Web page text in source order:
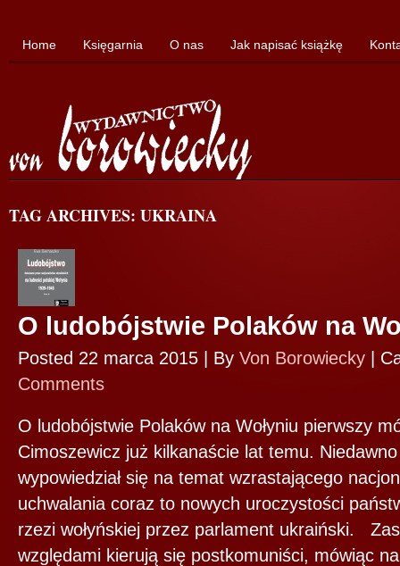
Home Księgarnia O nas Jak napisać książkę
TAG ARCHIVES: UKRAINA
O ludobójstwie Polaków na
Posted 22 marca 2015 | By Von Borowiecky
Comments
O ludobójstwie Polaków na Wołyniu pierwszy
Cimoszewicz już kilkanaście lat temu.
wypowiedział się na temat wzrastającego
uchwalania coraz to nowych uroczystości
rzezi wołyńskiej przez parlament ukraiński.
względami kierują się postkomuniści, mówiąc